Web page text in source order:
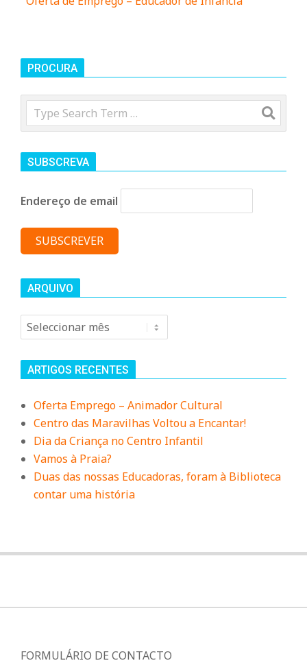
n
d
e
PROCURA
Search
SUBSCREVA
Endereço de email
ARQUIVO
Arquivo
ARTIGOS RECENTES
Oferta Emprego – Animador Cultural
Centro das Maravilhas Voltou a Encantar!
Dia da Criança no Centro Infantil
Vamos à Praia?
Duas das nossas Educadoras, foram à Biblioteca
contar uma história
FORMULÁRIO DE CONTACTO